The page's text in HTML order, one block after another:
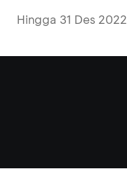
Hingga 31 Des 2022